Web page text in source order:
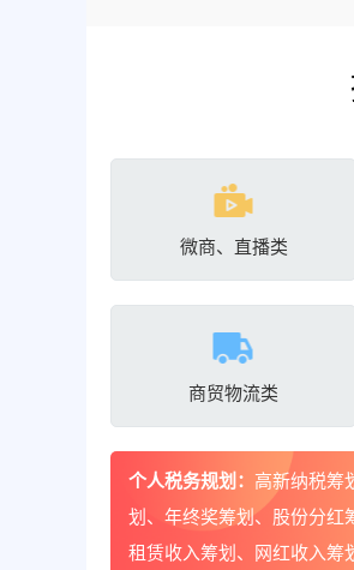
微商、直播类
商贸物流类
个人税务规划： 高新纳税筹
划、年终奖筹划、股份分红
租赁收入筹划、网红收入筹